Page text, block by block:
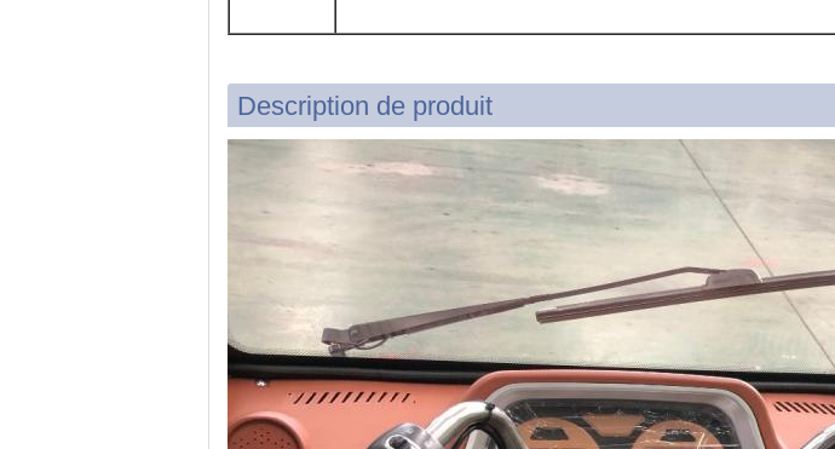
Description de produit